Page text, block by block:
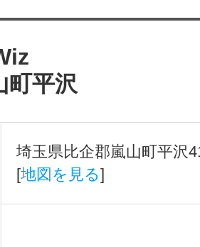
町平沢
埼玉県比企郡嵐山町平沢
[地図を見る]